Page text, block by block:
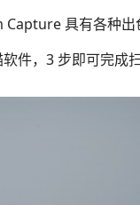
具有各种
件，3 步即可完成